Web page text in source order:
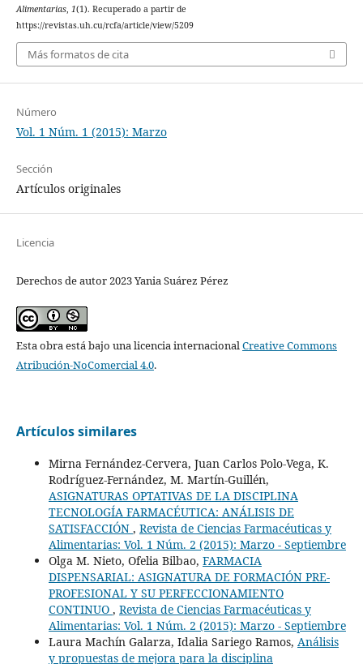
Alimentarias, 1(1). Recuperado a partir de
https://revistas.uh.cu/rcfa/article/view/5209
Más formatos de cita
Número
Vol. 1 Núm. 1 (2015): Marzo
Sección
Artículos originales
Licencia
Derechos de autor 2023 Yania Suárez Pérez
Esta obra está bajo una licencia internacionalCreative Commons
Atribución-NoComercial 4.0.
Artículos similares
Mirna Fernández-Cervera, Juan Carlos Polo-Vega, K.
Rodríguez-Fernández, M. Martín-Guillén,
ASIGNATURAS OPTATIVAS DE LA DISCIPLINA
TECNOLOGÍA FARMACÉUTICA: ANÁLISIS DE
SATISFACCIÓN , Revista de Ciencias Farmacéuticas y
Alimentarias: Vol. 1 Núm. 2 (2015): Marzo - Septiembre
Olga M. Nieto, Ofelia Bilbao, FARMACIA
DISPENSARIAL: ASIGNATURA DE FORMACIÓN PRE-
PROFESIONAL Y SU PERFECCIONAMIENTO
CONTINUO , Revista de Ciencias Farmacéuticas y
Alimentarias: Vol. 1 Núm. 2 (2015): Marzo - Septiembre
Laura Machín Galarza, Idalia Sariego Ramos, Análisis
y propuestas de mejora para la disciplina